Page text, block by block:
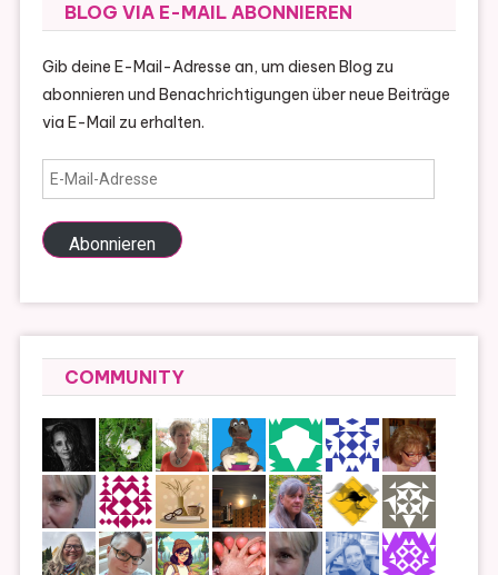
BLOG VIA E-MAIL ABONNIEREN
Gib deine E-Mail-Adresse an, um diesen Blog zu
abonnieren und Benachrichtigungen über neue Beiträge
via E-Mail zu erhalten.
E-
Mail-
Adresse
Abonnieren
COMMUNITY